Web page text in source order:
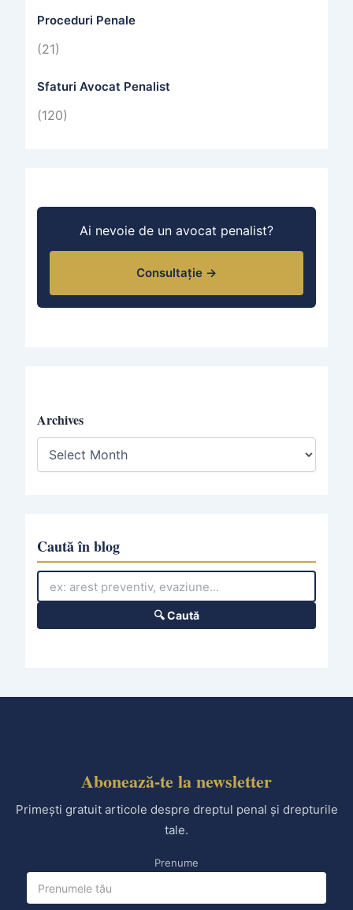
Proceduri Penale
(21)
Sfaturi Avocat Penalist
(120)
Ai nevoie de un avocat penalist?
Consultație →
Archives
A
c
e
s
Caută în blog
🔍 Caută
Abonează-te la newsletter
Primești gratuit articole despre dreptul penal și drepturile
tale.
Prenume